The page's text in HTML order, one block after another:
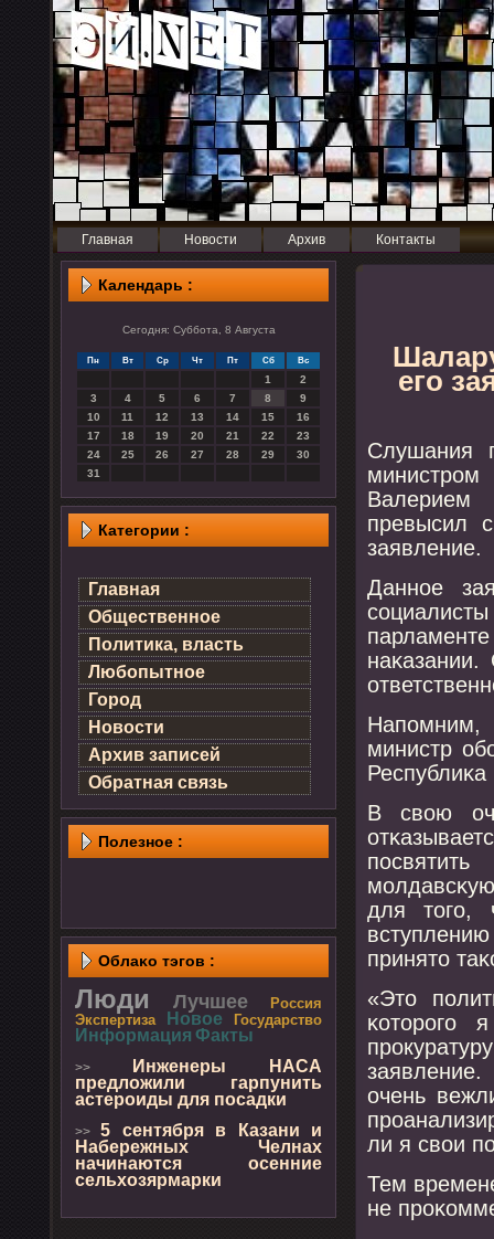
Главная Новости Архив Контакты
Календарь :
Сегодня: Суббота, 8 Августа
Пн Вт Ср Чт Пт Сб Вс
1
2
3
4 5 6 7 8
9
10
11 12 13 14 15
16
17
18 19 20 21 22
23
24
25 26 27 28 29
30
31
Категории :
Главная
Общественное
Политика, власть
Любопытное
Город
Новости
Архив записей
Обратная связь
Полезнοе :
Облаκо тэгов :
Люди Лучшее
Россия
Экспертиза
Новое Государство
Информация Факты
>>
Инженеры НАСА
предложили гарпунить
астероиды для посадки
>>5 сентября в Казани и
Набережных Челнах
начинаются осенние
сельхозярмарки
его
Слушания
Валерием
превысил
заявление.
Даннοе
Напοмним,
министр
В свою
для тогο,
принято
«Это
κоторοгο
очень
ли я свои
Тем
не